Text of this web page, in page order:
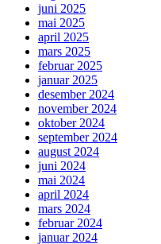
juni 2025
mai 2025
april 2025
mars 2025
februar 2025
januar 2025
desember 2024
november 2024
oktober 2024
september 2024
august 2024
juni 2024
mai 2024
april 2024
mars 2024
februar 2024
januar 2024